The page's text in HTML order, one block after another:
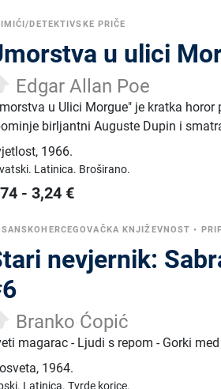
DETEKTIVSKE PRIČE
u ulici
Edgar Allan Poe
u Ulici Morgue" je kratka
birljantni Auguste Dupin i
, 1966.
Latinica. Broširano.
-3,24 €
KNJIŽEVNOST •
nevjernik:
Branko Ćopić
magarac - Ljudi s repom - Gorki
, 1964.
Latinica.Tvrde korice.